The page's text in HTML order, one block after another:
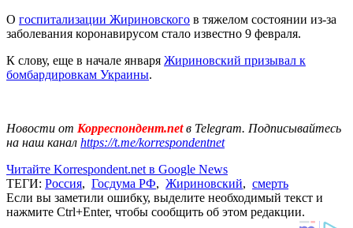
О госпитализации Жириновского в тяжелом состоянии из-за
заболевания коронавирусом стало известно 9 февраля.
К слову, еще в начале января Жириновский призывал к
бомбардировкам Украины.
Новости от Корреспондент.netв Telegram. Подписывайтесь
на наш канал https://t.me/korrespondentnet
Читайте Korrespondent.net в Google News
ТЕГИ: Россия, Госдума РФ, Жириновский, смерть
Если вы заметили ошибку, выделите необходимый текст и
нажмите Ctrl+Enter, чтобы сообщить об этом редакции.